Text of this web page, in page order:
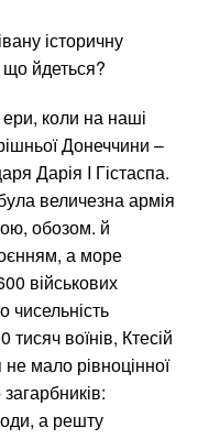
історичну
йдеться?
коли на наші
Донеччини –
Дарія I Гістаспа.
величезна армія
обозом. й
а море
військових
чисельність
воїнів, Ктесій
мало рівноцінної
а решту